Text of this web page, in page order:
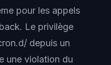
pour les appels
Le privilège
depuis un
une violation du